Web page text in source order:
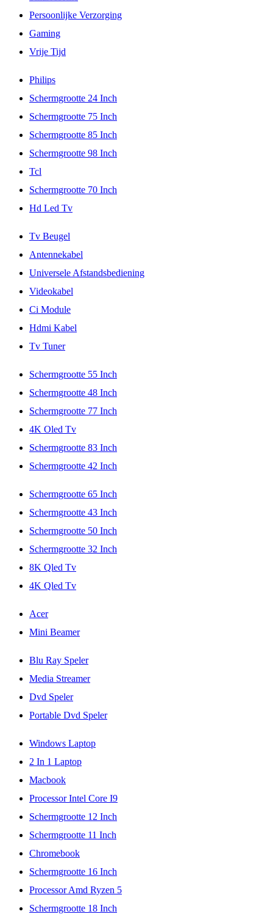
Persoonlijke Verzorging
Gaming
Vrije Tijd
Philips
Schermgrootte 24 Inch
Schermgrootte 75 Inch
Schermgrootte 85 Inch
Schermgrootte 98 Inch
Tcl
Schermgrootte 70 Inch
Hd Led Tv
Tv Beugel
Antennekabel
Universele Afstandsbediening
Videokabel
Ci Module
Hdmi Kabel
Tv Tuner
Schermgrootte 55 Inch
Schermgrootte 48 Inch
Schermgrootte 77 Inch
4K Oled Tv
Schermgrootte 83 Inch
Schermgrootte 42 Inch
Schermgrootte 65 Inch
Schermgrootte 43 Inch
Schermgrootte 50 Inch
Schermgrootte 32 Inch
8K Qled Tv
4K Qled Tv
Acer
Mini Beamer
Blu Ray Speler
Media Streamer
Dvd Speler
Portable Dvd Speler
Windows Laptop
2 In 1 Laptop
Macbook
Processor Intel Core I9
Schermgrootte 12 Inch
Schermgrootte 11 Inch
Chromebook
Schermgrootte 16 Inch
Processor Amd Ryzen 5
Schermgrootte 18 Inch